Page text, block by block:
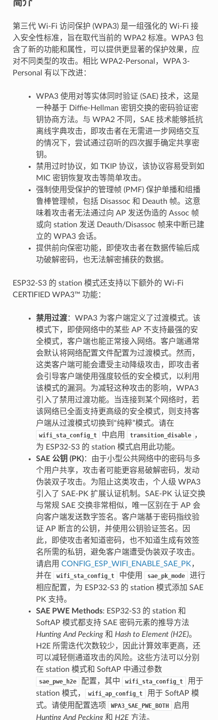
第三代 Wi-Fi 访问保护 (WPA3) 是一组强化的 Wi-Fi 接
入安全性标准，旨在取代当前的 WPA2 标准。WPA3 包
含了新的功能和属性，可以提供更显著的保护效果，应
对不同类型的攻击。相比 WPA2-Personal，WPA 3-
Personal 有以下改进：
WPA3 使用对等实体同时验证 (SAE) 技术，这是
一种基于 Diffie-Hellman 密钥交换的密码验证密
钥协商方法。与 WPA2 不同，SAE 技术能够抵抗
离线字典攻击，即攻击者在无需进一步网络交互
的情况下，尝试通过窃听的四次握手确定共享密
钥。
禁用过时协议，如 TKIP 协议，该协议容易受到如
MIC 密钥恢复攻击等简单攻击。
强制使用受保护的管理帧 (PMF) 保护单播和组播
鲁棒管理帧，包括 Disassoc 和 Deauth 帧。这意
味着攻击者无法通过向 AP 发送伪造的 Assoc 帧
或向 station 发送 Deauth/Disassoc 帧来中断已建
立的 WPA3 会话。
提供前向保密功能，即使攻击者在数据传输后成
功破解密码，也无法解密捕获的数据。
ESP32-S3 的 station 模式还支持以下额外的 Wi-Fi
CERTIFIED WPA3™ 功能：
禁用过渡：WPA3 为客户端定义了过渡模式。该
模式下，即使网络中的某些 AP 不支持最强的安
全模式，客户端也能正常接入网络。客户端通常
会默认将网络配置文件配置为过渡模式。然而，
这类客户端可能会遭受主动降级攻击，即攻击者
会引导客户端使用强度较低的安全模式，以利用
该模式的漏洞。为减轻这种攻击的影响，WPA3
引入了禁用过渡功能。当连接到某个网络时，若
该网络已全面支持更高级的安全模式，则支持客
户端从过渡模式切换到“纯粹”模式。请在
wifi_sta_config_t 中启用 transition_disable ，
为 ESP32-S3 的 station 模式启用此功能。
SAE 公钥 (PK)：由于小型公共网络中的密码与多
个用户共享，攻击者可能更容易破解密码，发动
伪装双子攻击。为阻止这类攻击，个人级 WPA3
引入了 SAE-PK 扩展认证机制。SAE-PK 认证交换
与常规 SAE 交换非常相似，唯一区别在于 AP 会
向客户端发送数字签名。客户端基于密码指纹验
证 AP 断言的公钥，并使用公钥验证签名。因
此，即使攻击者知道密码，也不知道生成有效签
名所需的私钥，避免客户端遭受伪装双子攻击。
请启用 CONFIG_ESP_WIFI_ENABLE_SAE_PK，
并在
wifi_sta_config_t 中使用 sae_pk_mode
进行
相应配置，为 ESP32-S3 的 station 模式添加 SAE
PK 支持。
SAE PWE Methods: ESP32-S3 的 station 和
SoftAP 模式都支持 SAE 密码元素的推导方法
Hunting And Pecking和 Hash to Element (H2E)。
H2E 所需迭代次数较少，因此计算效率更高，还
可以减轻侧通道攻击的风险。这些方法可以分别
在 station 模式和 SoftAP 中通过参数
sae_pwe_h2e 配置，其中 wifi_sta_config_t
用于
station 模式，
wifi_ap_config_t
用于 SoftAP 模
式。请使用配置选项
WPA3_SAE_PWE_BOTH
启用
Hunting And Pecking和 H2E方法。